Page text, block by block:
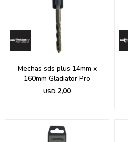
Mechas sds plus 14mm x
160mm Gladiator Pro
USD 2,00